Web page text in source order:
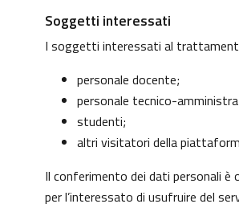
Soggetti interessati
I soggetti interessati al
personale docente;
personale tecnico-
studenti;
altri visitatori della
Il conferimento dei dati personali
per l’interessato di usufruire del